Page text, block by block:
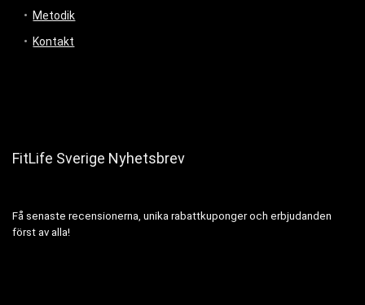
Metodik
Kontakt
FitLife Sverige Nyhetsbrev
Få senaste recensionerna, unika rabattkuponger och erbjudanden
först av alla!